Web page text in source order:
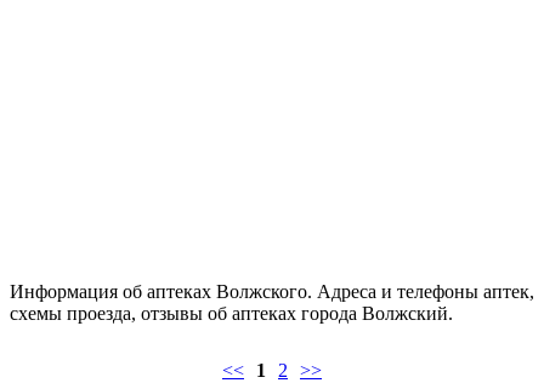
Информация об аптеках Волжского. Адреса и телефоны аптек,
схемы проезда, отзывы об аптеках города Волжский.
<< 1 2 >>